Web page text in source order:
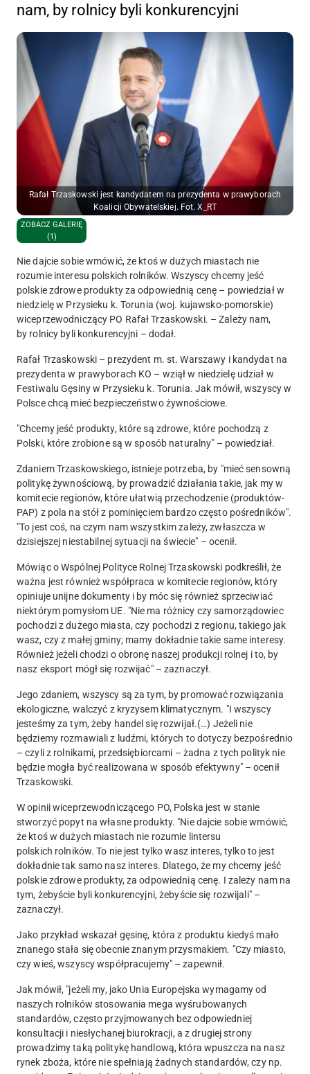
nam, by rolnicy byli konkurencyjni
Rafał Trzaskowski jest kandydatem na prezydenta w prawyborach
Koalicji Obywatelskiej. Fot. X_RT
ZOBACZ GALERIĘ
(1)
Nie dajcie sobie wmówić, że ktoś w dużych miastach nie
rozumie interesu polskich rolników. Wszyscy chcemy jeść
polskie zdrowe produkty za odpowiednią cenę – powiedział w
niedzielę w Przysieku k. Torunia (woj. kujawsko-pomorskie)
wiceprzewodniczący PO Rafał Trzaskowski. – Zależy nam,
by rolnicy byli konkurencyjni – dodał.
Rafał Trzaskowski – prezydent m. st. Warszawy i kandydat na
prezydenta w prawyborach KO – wziął w niedzielę udział w
Festiwalu Gęsiny w Przysieku k. Torunia. Jak mówił, wszyscy w
Polsce chcą mieć bezpieczeństwo żywnościowe.
"Chcemy jeść produkty, które są zdrowe, które pochodzą z
Polski, które zrobione są w sposób naturalny" – powiedział.
Zdaniem Trzaskowskiego, istnieje potrzeba, by "mieć sensowną
politykę żywnościową, by prowadzić działania takie, jak my w
komitecie regionów, które ułatwią przechodzenie (produktów-
PAP) z pola na stół z pominięciem bardzo często pośredników".
"To jest coś, na czym nam wszystkim zależy, zwłaszcza w
dzisiejszej niestabilnej sytuacji na świecie" – ocenił.
Mówiąc o Wspólnej Polityce Rolnej Trzaskowski podkreślił, że
ważna jest również współpraca w komitecie regionów, który
opiniuje unijne dokumenty i by móc się również sprzeciwiać
niektórym pomysłom UE. "Nie ma różnicy czy samorządowiec
pochodzi z dużego miasta, czy pochodzi z regionu, takiego jak
wasz, czy z małej gminy; mamy dokładnie takie same interesy.
Również jeżeli chodzi o obronę naszej produkcji rolnej i to, by
nasz eksport mógł się rozwijać" – zaznaczył.
Jego zdaniem, wszyscy są za tym, by promować rozwiązania
ekologiczne, walczyć z kryzysem klimatycznym. "I wszyscy
jesteśmy za tym, żeby handel się rozwijał.(…) Jeżeli nie
będziemy rozmawiali z ludźmi, których to dotyczy bezpośrednio
– czyli z rolnikami, przedsiębiorcami – żadna z tych polityk nie
będzie mogła być realizowana w sposób efektywny" – ocenił
Trzaskowski.
W opinii wiceprzewodniczącego PO, Polska jest w stanie
stworzyć popyt na własne produkty. "Nie dajcie sobie wmówić,
że ktoś w dużych miastach nie rozumie lintersu
polskich rolników. To nie jest tylko wasz interes, tylko to jest
dokładnie tak samo nasz interes. Dlatego, że my chcemy jeść
polskie zdrowe produkty, za odpowiednią cenę. I zależy nam na
tym, żebyście byli konkurencyjni, żebyście się rozwijali" –
zaznaczył.
Jako przykład wskazał gęsinę, która z produktu kiedyś mało
znanego stała się obecnie znanym przysmakiem. "Czy miasto,
czy wieś, wszyscy współpracujemy" – zapewnił.
Jak mówił, "jeżeli my, jako Unia Europejska wymagamy od
naszych rolników stosowania mega wyśrubowanych
standardów, często przyjmowanych bez odpowiedniej
konsultacji i niesłychanej biurokracji, a z drugiej strony
prowadzimy taką politykę handlową, która wpuszcza na nasz
rynek zboża, które nie spełniają żadnych standardów, czy np.